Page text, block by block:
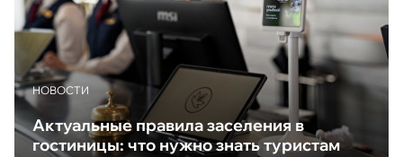
НОВОСТИ
Актуальные правила заселения в
гостиницы: что нужно знать туристам